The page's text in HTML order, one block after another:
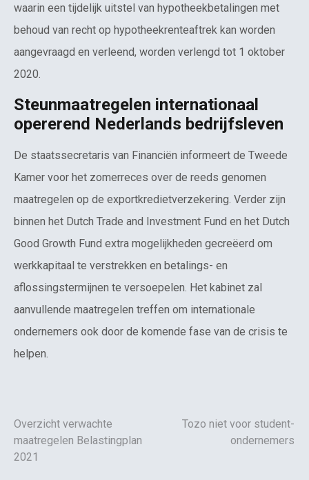
waarin een tijdelijk uitstel van hypotheekbetalingen met
behoud van recht op hypotheekrenteaftrek kan worden
aangevraagd en verleend, worden verlengd tot 1 oktober
2020.
Steunmaatregelen internationaal
opererend Nederlands bedrijfsleven
De staatssecretaris van Financiën informeert de Tweede
Kamer voor het zomerreces over de reeds genomen
maatregelen op de exportkredietverzekering. Verder zijn
binnen het Dutch Trade and Investment Fund en het Dutch
Good Growth Fund extra mogelijkheden gecreëerd om
werkkapitaal te verstrekken en betalings- en
aflossingstermijnen te versoepelen. Het kabinet zal
aanvullende maatregelen treffen om internationale
ondernemers ook door de komende fase van de crisis te
helpen.
Overzicht verwachte
maatregelen Belastingplan
2021
Tozo niet voor student-
ondernemers